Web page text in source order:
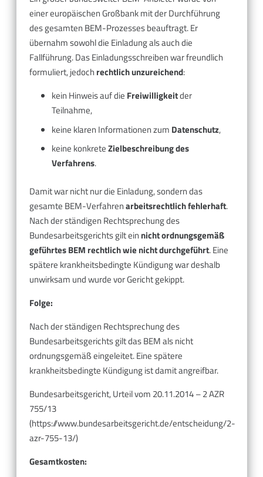
einer europäischen Großbank mit der Durchführung
des gesamten BEM-Prozesses beauftragt. Er
übernahm sowohl die Einladung als auch die
Fallführung. Das Einladungsschreiben war freundlich
formuliert, jedoch rechtlich unzureichend:
kein Hinweis auf die Freiwilligkeitder
Teilnahme,
keine klaren Informationen zum Datenschutz,
keine konkreteZielbeschreibung des
Verfahrens.
Damit war nicht nur die Einladung, sondern das
gesamte BEM-Verfahrenarbeitsrechtlich fehlerhaft.
Nach der ständigen Rechtsprechung des
Bundesarbeitsgerichts gilt ein nicht ordnungsgemäß
geführtes BEM rechtlich wie nicht durchgeführt. Eine
spätere krankheitsbedingte Kündigung war deshalb
unwirksam und wurde vor Gericht gekippt.
Folge:
Nach der ständigen Rechtsprechung des
Bundesarbeitsgerichts gilt das BEM als nicht
ordnungsgemäß eingeleitet. Eine spätere
krankheitsbedingte Kündigung ist damit angreifbar.
Bundesarbeitsgericht, Urteil vom 20.11.2014 – 2 AZR
755/13
(https://www.bundesarbeitsgericht.de/entscheidung/2-
azr-755-13/)
Gesamtkosten: